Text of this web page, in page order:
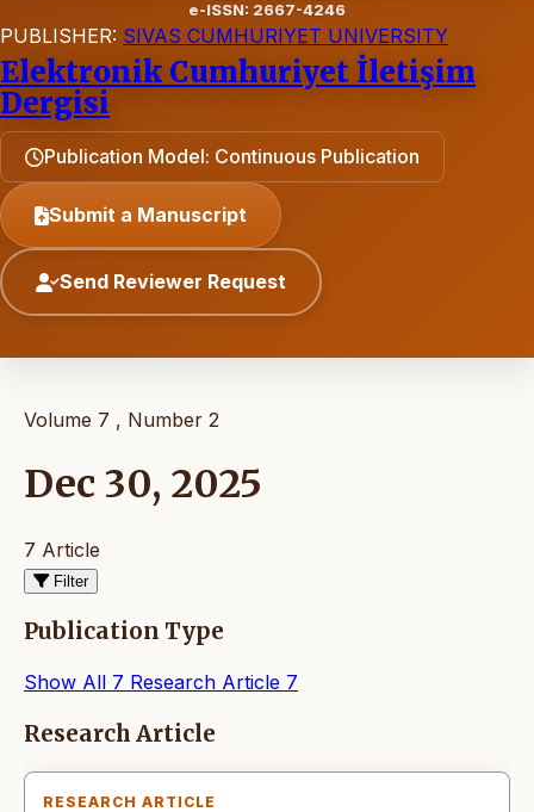
e-ISSN: 2667-4246
PUBLISHER: SIVAS CUMHURIYET UNIVERSITY
Elektronik Cumhuriyet İletişim
Dergisi
Publication Model: Continuous Publication
Submit a Manuscript
Send Reviewer Request
Volume 7 , Number 2
Dec 30, 2025
7 Article
Filter
Publication Type
Show All 7 Research Article 7
Articles
Research Article
RESEARCH ARTICLE